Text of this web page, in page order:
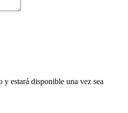
y estará disponible una vez sea